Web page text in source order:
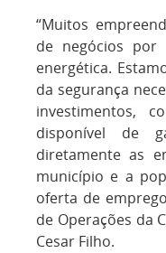
“Muitos
de negócios por
energética.
da segurança
investimentos,
disponível de
diretamente as
município e a
oferta de
de Operações da
Cesar Filho.